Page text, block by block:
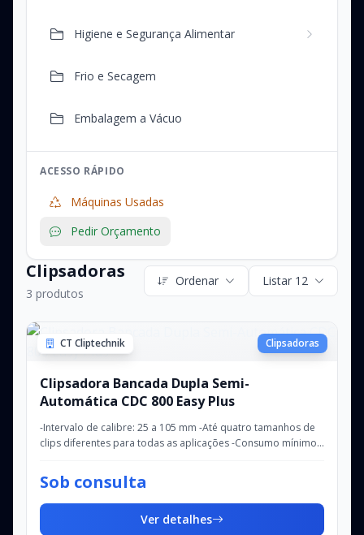
Higiene e Segurança Alimentar
Frio e Secagem
Embalagem a Vácuo
ACESSO RÁPIDO
Máquinas Usadas
Pedir Orçamento
Clipsadoras
3 produtos
Ordenar Listar 12
CT Cliptechnik Clipsadoras
Clipsadora Bancada Dupla Semi-
Automática CDC 800 Easy Plus
-Intervalo de calibre: 25 a 105 mm -Até quatro tamanhos de
clips diferentes para todas as aplicações -Consumo mínimo
Sob consulta
Ver detalhes